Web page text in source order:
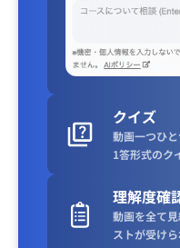
クイズ
動画一つひ
1答形式のク
理解度確
動画を全て
ストが受け